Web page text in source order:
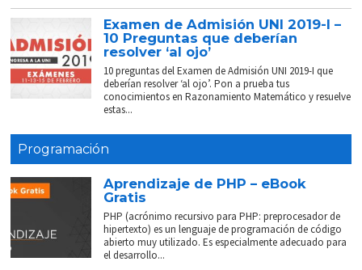
Examen de Admisión UNI 2019-I –
10 Preguntas que deberían
resolver ‘al ojo’
10 preguntas del Examen de Admisión UNI 2019-I que
deberían resolver ‘al ojo’. Pon a prueba tus
conocimientos en Razonamiento Matemático y resuelve
estas...
Programación
Aprendizaje de PHP – eBook
Gratis
PHP (acrónimo recursivo para PHP: preprocesador de
hipertexto) es un lenguaje de programación de código
abierto muy utilizado. Es especialmente adecuado para
el desarrollo...